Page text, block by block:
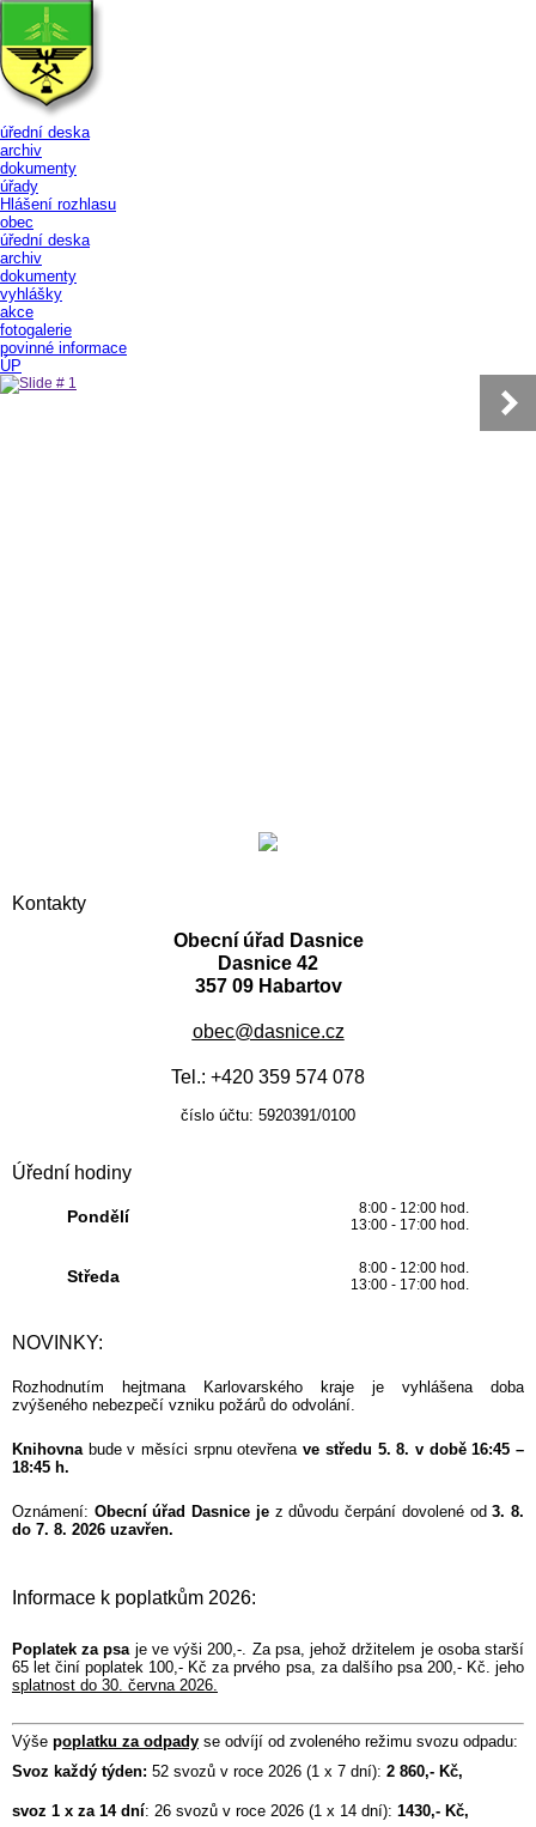
úřední deska
archiv
dokumenty
úřady
Hlášení rozhlasu
obec
úřední deska
archiv
dokumenty
vyhlášky
akce
fotogalerie
povinné informace
ÚP
Kontakty
Obecní úřad Dasnice
Dasnice 42
357 09 Habartov
obec@dasnice.cz
Tel.: +420 359 574 078
číslo účtu: 5920391/0100
Úřední hodiny
Pondělí
8:00 - 12:00 hod.
13:00 - 17:00 hod.
Středa
8:00 - 12:00 hod.
13:00 - 17:00 hod.
NOVINKY:
Rozhodnutím hejtmana Karlovarského kraje je vyhlášena doba
zvýšeného nebezpečí vzniku požárů do odvolání.
Knihovnabude v měsíci srpnu otevřenave středu 5. 8. v době 16:45 –
18:45 h.
Oznámení: Obecní úřad Dasnice jez důvodu čerpání dovolené od3. 8.
do 7. 8. 2026 uzavřen.
Informace k poplatkům 2026:
Poplatek za psaje ve výši 200,-. Za psa, jehož držitelem je osoba starší
65 let činí poplatek 100,- Kč za prvého psa, za dalšího psa 200,- Kč. jeho
splatnost do 30. června 2026.
Výše poplatku za odpady se odvíjí od zvoleného režimu svozu odpadu:
Svoz každý týden: 52 svozů v roce 2026 (1 x 7 dní): 2 860,- Kč,
svoz 1 x za 14 dní: 26 svozů v roce 2026 (1 x 14 dní): 1430,- Kč,